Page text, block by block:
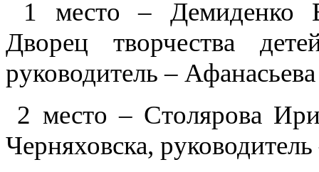
1 место – Демиденко
Дворец творчества
руководитель –
2 место – Столярова
Черняховска,